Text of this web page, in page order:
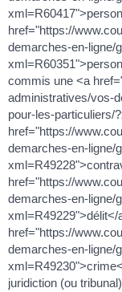
href="https://
demarches-en-ligne/
commis une <a
administratives/vos-
pour-les-particuliers/
href="https://
demarches-en-ligne/
href="https://
demarches-en-ligne/
xml=R49229">délit</
href="https://
demarches-en-ligne/
juridiction (ou